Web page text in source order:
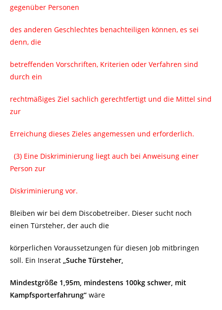
gegenüber Personen
des anderen Geschlechtes benachteiligen können, es sei
denn, die
betreffenden Vorschriften, Kriterien oder Verfahren sind
durch ein
rechtmäßiges Ziel sachlich gerechtfertigt und die Mittel sind
zur
Erreichung dieses Zieles angemessen und erforderlich.
(3) Eine Diskriminierung liegt auch bei Anweisung einer
Person zur
Diskriminierung vor.
Bleiben wir bei dem Discobetreiber. Dieser sucht noch
einen Türsteher, der auch die
körperlichen Voraussetzungen für diesen Job mitbringen
soll. Ein Inserat „Suche Türsteher,
Mindestgröße 1,95m, mindestens 100kg schwer, mit
Kampfsporterfahrung“ wäre